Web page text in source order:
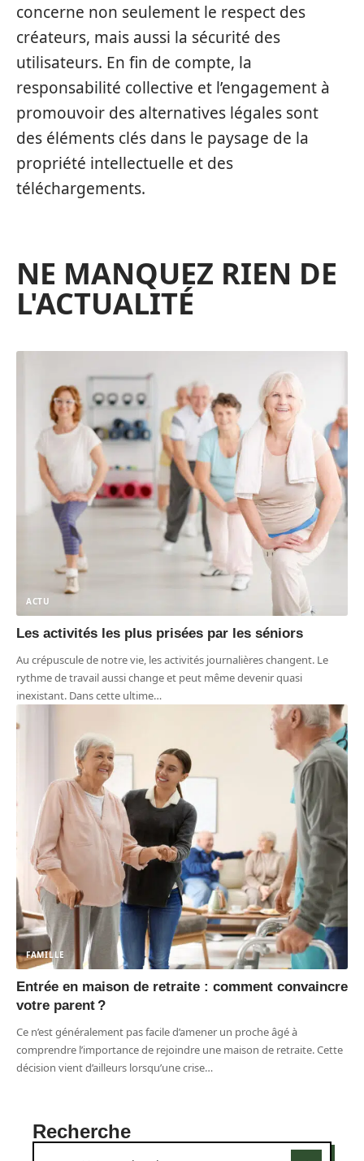
concerne non seulement le respect des
créateurs, mais aussi la sécurité des
utilisateurs. En fin de compte, la
responsabilité collective et l’engagement à
promouvoir des alternatives légales sont
des éléments clés dans le paysage de la
propriété intellectuelle et des
téléchargements.
NE MANQUEZ RIEN DE
L'ACTUALITÉ
ACTU
Les activités les plus prisées par les séniors
Au crépuscule de notre vie, les activités journalières changent. Le
rythme de travail aussi change et peut même devenir quasi
inexistant. Dans cette ultime…
FAMILLE
Entrée en maison de retraite : comment convaincre
votre parent ?
Ce n’est généralement pas facile d’amener un proche âgé à
comprendre l’importance de rejoindre une maison de retraite. Cette
décision vient d’ailleurs lorsqu’une crise…
Recherche